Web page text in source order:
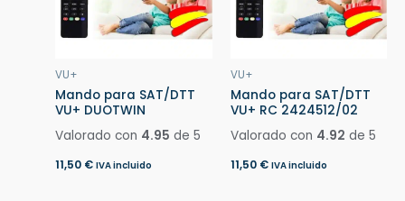
VU+
Mando para SAT/DTT
VU+ DUOTWIN
Valorado con 4.95 de 5
11,50 € IVA incluido
VU+
Mando para SAT/DTT
VU+ RC 2424512/02
Valorado con 4.92 de 5
11,50 € IVA incluido